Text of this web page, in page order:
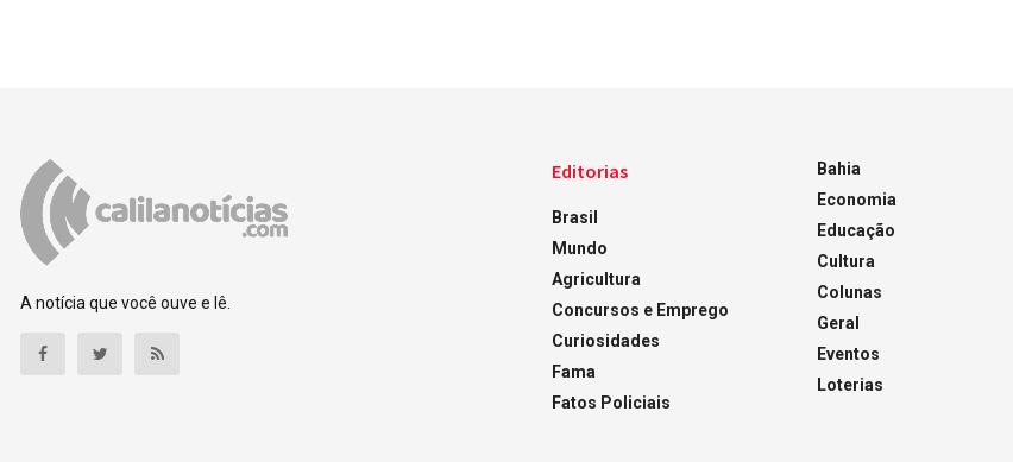
A notícia que você ouve e lê.
Editorias
Brasil
Mundo
Agricultura
Concursos e Emprego
Curiosidades
Fama
Fatos Policiais
Bahia
Economia
Educação
Cultura
Colunas
Geral
Eventos
Loterias